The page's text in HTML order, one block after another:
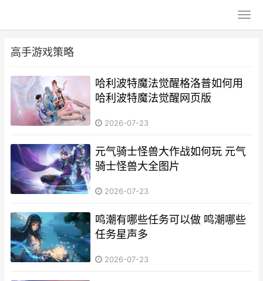
高手游戏策略
哈利波特魔法觉醒格洛普如何用
哈利波特魔法觉醒网页版
2026-07-23
元气骑士怪兽大作战如何玩 元气
骑士怪兽大全图片
2026-07-23
鸣潮有哪些任务可以做 鸣潮哪些
任务星声多
2026-07-23